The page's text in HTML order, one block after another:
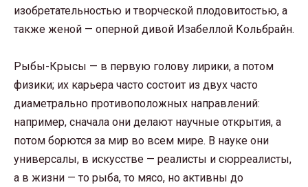
изобретательностью и творческой плодовитостью, а
также женой — оперной дивой Изабеллой Кольбрайн.
Рыбы-Крысы — в первую голову лирики, а потом
физики; их карьера часто состоит из двух часто
диаметрально противоположных направлений:
например, сначала они делают научные открытия, а
потом борются за мир во всем мире. В науке они
универсалы, в искусстве — реалисты и сюрреалисты,
а в жизни — то рыба, то мясо, но активны до